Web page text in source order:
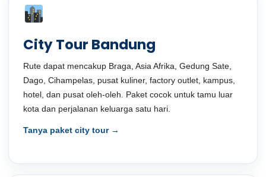
City Tour Bandung
Rute dapat mencakup Braga, Asia Afrika, Gedung Sate,
Dago, Cihampelas, pusat kuliner, factory outlet, kampus,
hotel, dan pusat oleh-oleh. Paket cocok untuk tamu luar
kota dan perjalanan keluarga satu hari.
Tanya paket city tour →